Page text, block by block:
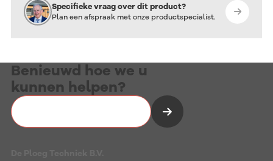
Specifieke vraag over dit product?
Plan een afspraak met onze productspecialist.
Benieuwd hoe we u
kunnen helpen?